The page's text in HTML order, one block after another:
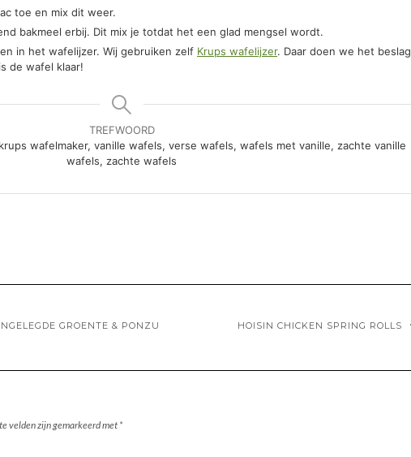
toe en mix dit weer.
bakmeel erbij. Dit mix je totdat het een glad mengsel wordt.
in het wafelijzer. Wij gebruiken zelf Krups wafelijzer. Daar doen we het beslag
de wafel klaar!
TREFWOORD
wafelmaker, vanille wafels, verse wafels, wafels met vanille, zachte vanille
wafels, zachte wafels
GROENTE & PONZU HOISIN CHICKEN SPRING ROLLS
velden zijn gemarkeerd met *